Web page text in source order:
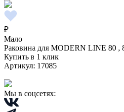
₽
Мало
Раковина для MODERN LINE 80 ,
Купить в 1 клик
Артикул: 17085
Мы в соцсетях: